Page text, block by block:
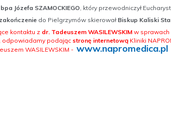
bpa Józefa SZAMOCKIEGO, który przewodniczył
do Pielgrzymów skierował Biskup Kaliski
kontaktu z dr. Tadeuszem WASILEWSKIM w sprawach
, odpowiadamy podając stronę internetową Kliniki
WASILEWSKIM - www.napromedica.pl